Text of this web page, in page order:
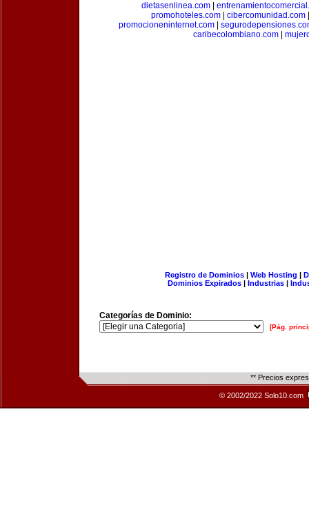
dietasenlinea.com|
promohoteles.com
cibercomunidad.com
promocioneninternet.com|
caribecolombiano.com|
Registro de Dominios| Web Hosting |
Dominios Expirados | Industrias |
Categorías de Dominio:
[Pág.
** Precios
© 2002/2022 Solo10.com